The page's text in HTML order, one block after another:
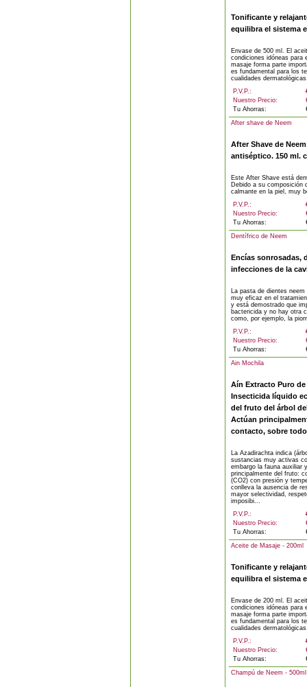
Tonificante y
equilibra el sistema
Envase de 500 ml. El
condiciones idóneas para
masaje forma parte
es fundamental para los
cualidades
P.V.P.:
Nuestro Precio:
Tu Ahorras:
After shave de Neem
After Shave de
antiséptico. 150 ml.
Este After Shave está
Debido a su composición
calmante en la piel, muy
P.V.P.:
Nuestro Precio:
Tu Ahorras:
Dentífrico de Neem
Encías sonrosadas,
infecciones de la
La pasta de dientes
muy eficaz en el
y está demostrado que
bactericida y no hay otra
como, por ejemplo, la
P.V.P.:
Nuestro Precio:
Tu Ahorras:
Ain Mochila
Aín Extracto Puro de
Insecticida líquido
del fruto del árbol
Actúan
contacto, sobre
La Azadirachta indica
sustancias muy activas
embargo la fauna auxiliar
principalmente del fruto:
(CO2) con presión y
conlleva la ausencia de
mayor selectividad,
imposibi...
P.V.P.:
Nuestro Precio:
Tu Ahorras:
Aceite de Masaje - 200ml
Tonificante y
equilibra el sistema
Envase de 200 ml. El
condiciones idóneas para
masaje forma parte
es fundamental para los
cualidades
P.V.P.:
Nuestro Precio:
Tu Ahorras:
Champú de Neem - 500ml